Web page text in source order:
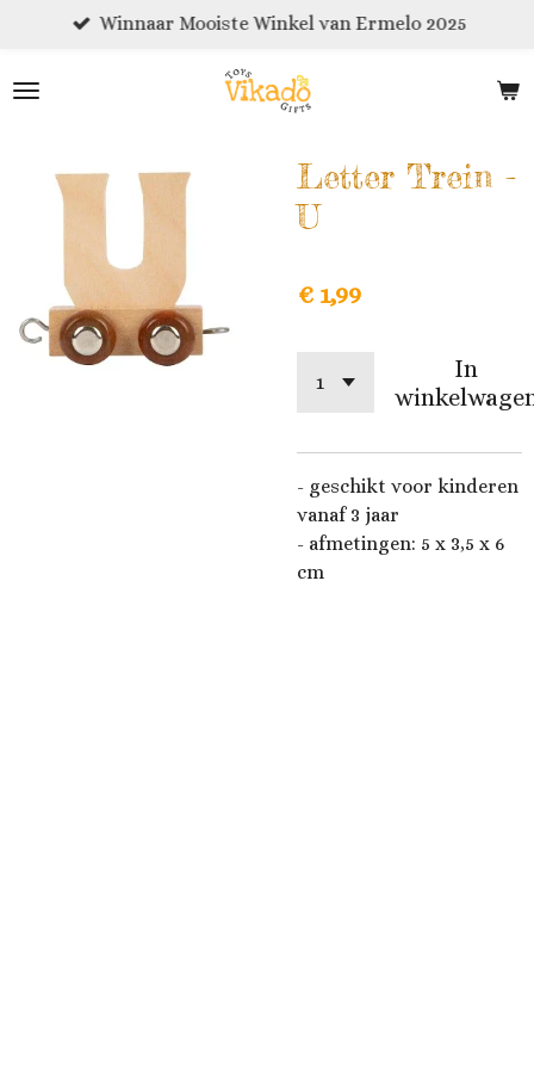
naar
Winnaar Mooiste Winkel van Ermelo 2025
Letter Trein -
U
€ 1,99
In
- geschikt voor kinderen
vanaf 3 jaar
- afmetingen: 5 x 3,5 x 6
cm